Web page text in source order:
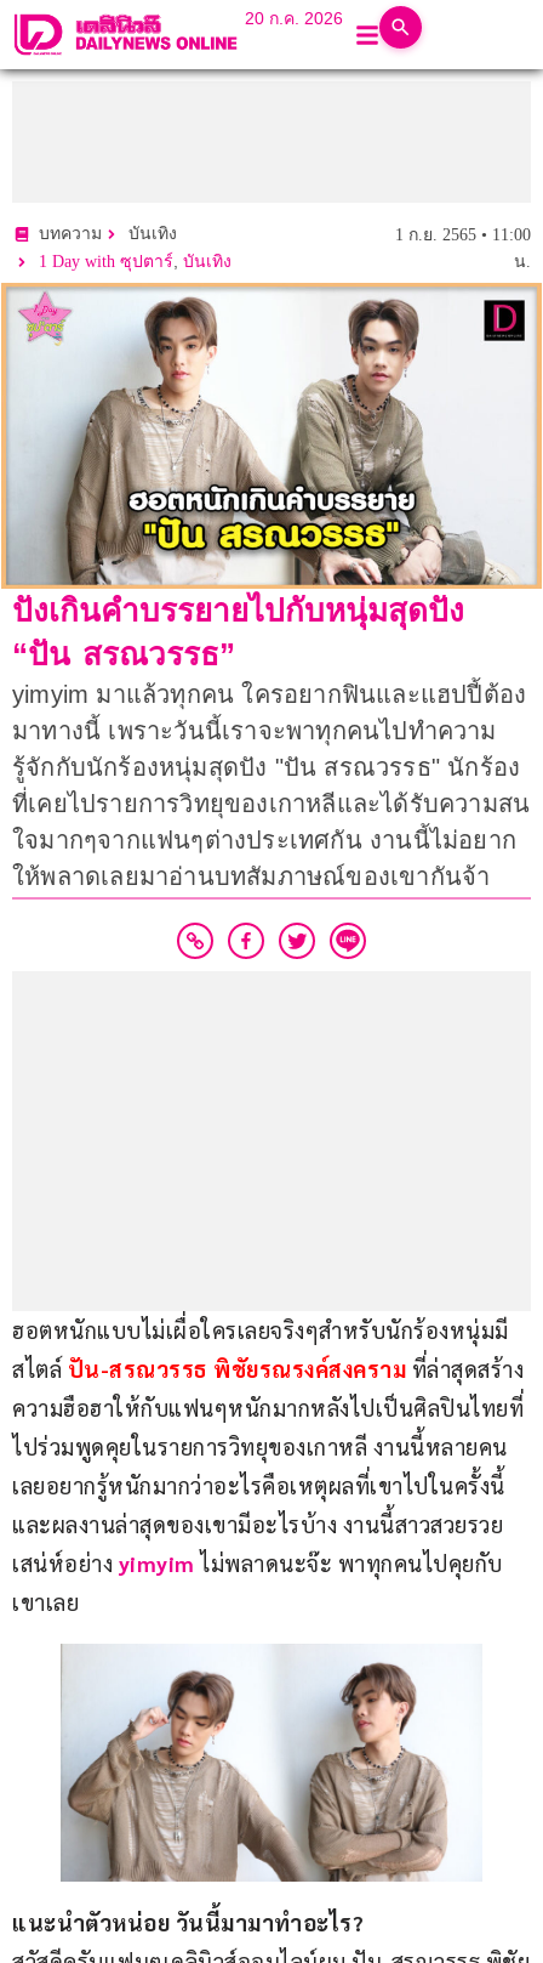
20 ก.ค. 2026
บทความ
บันเทิง
1 Day with ซุปตาร์, บันเทิง
1 ก.ย. 2565 • 11:00
น.
ปังเกินคำบรรยายไปกับหนุ่มสุดปัง
“ปัน สรณวรรธ”
yimyim มาแล้วทุกคน ใครอยากฟินและแฮปปี้ต้อง
มาทางนี้ เพราะวันนี้เราจะพาทุกคนไปทำความ
รู้จักกับนักร้องหนุ่มสุดปัง "ปัน สรณวรรธ" นักร้อง
ที่เคยไปรายการวิทยุของเกาหลีและได้รับความสน
ใจมากๆจากแฟนๆต่างประเทศกัน งานนี้ไม่อยาก
ให้พลาดเลยมาอ่านบทสัมภาษณ์ของเขากันจ้า
ฮอตหนักแบบไม่เผื่อใครเลยจริงๆสำหรับนักร้องหนุ่มมี
สไตล์ ปัน-สรณวรรธ พิชัยรณรงค์สงคราม ที่ล่าสุดสร้าง
ความฮือฮาให้กับแฟนๆหนักมากหลังไปเป็นศิลปินไทยที่
ไปร่วมพูดคุยในรายการวิทยุของเกาหลี งานนี้หลายคน
เลยอยากรู้หนักมากว่าอะไรคือเหตุผลที่เขาไปในครั้งนี้
และผลงานล่าสุดของเขามีอะไรบ้าง งานนี้สาวสวยรวย
เสน่ห์อย่าง yimyim ไม่พลาดนะจ๊ะ พาทุกคนไปคุยกับ
เขาเลย
แนะนำตัวหน่อย วันนี้มามาทำอะไร?